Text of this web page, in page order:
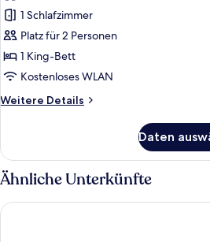
anzeigen
1 Schlafzimmer
Platz für 2 Personen
1 King-Bett
Kostenloses WLAN
Weitere Details
Weitere
Daten
Ähnliche Unterkünfte
Prize by Radisson, Rostock City